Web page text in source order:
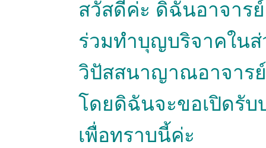
สวัสดีค่ะ ดิฉันอาจา
ร่วมทำบุญบริจาคใน
วิปัสสนาญาณอาจาร
โดยดิฉันจะขอเปิดรั
เพื่อทราบนี้ค่ะ